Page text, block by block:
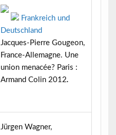
Frankreich und
Deutschland
Jacques-Pierre Gougeon,
France-Allemagne. Une
union menacée? Paris :
Armand Colin 2012.
Jürgen Wagner,